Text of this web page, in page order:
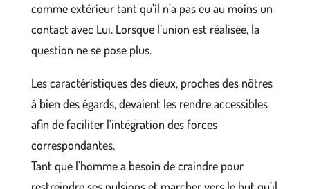
comme extérieur tant qu’il n’a pas eu au moins un
contact avec Lui. Lorsque l’union est réalisée, la
question ne se pose plus.
Les caractéristiques des dieux, proches des nôtres
à bien des égards, devaient les rendre accessibles
afin de faciliter l’intégration des forces
correspondantes.
Tant que l’homme a besoin de craindre pour